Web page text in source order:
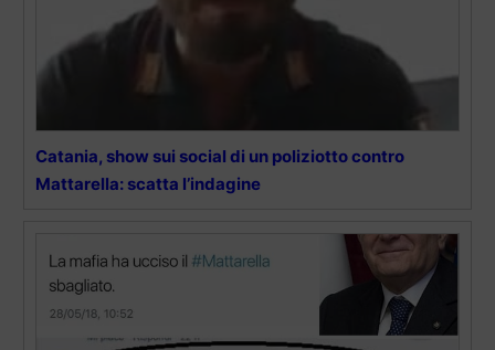
Catania, show sui social di un poliziotto contro
Mattarella: scatta l’indagine